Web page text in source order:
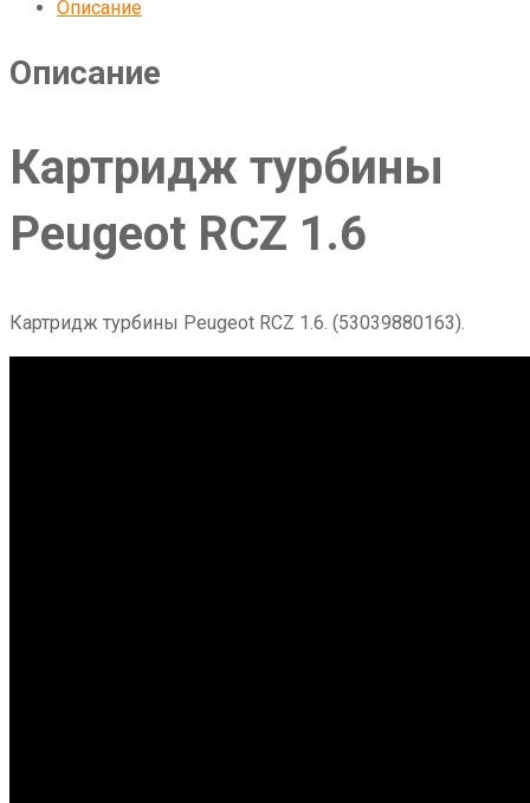
Описание
Описание
Картридж турбины
Peugeot RCZ 1.6
Картридж турбины Peugeot RCZ 1.6. (53039880163).